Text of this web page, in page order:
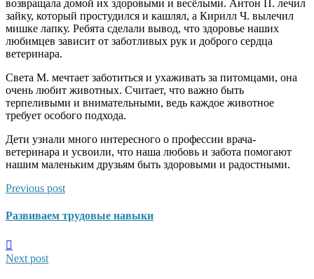
возвращала домой их здоровыми и весёлыми. Антон П. лечил
зайку, который простудился и кашлял, а Кирилл Ч. вылечил
мишке лапку. Ребята сделали вывод, что здоровье наших
любимцев зависит от заботливых рук и доброго сердца
ветеринара.
Света М. мечтает заботиться и ухаживать за питомцами, она
очень любит животных. Считает, что важно быть
терпеливыми и внимательными, ведь каждое животное
требует особого подхода.
Дети узнали много интересного о профессии врача-
ветеринара и усвоили, что наша любовь и забота помогают
нашим маленьким друзьям быть здоровыми и радостными.
Previous post
Развиваем трудовые навыки
Next post